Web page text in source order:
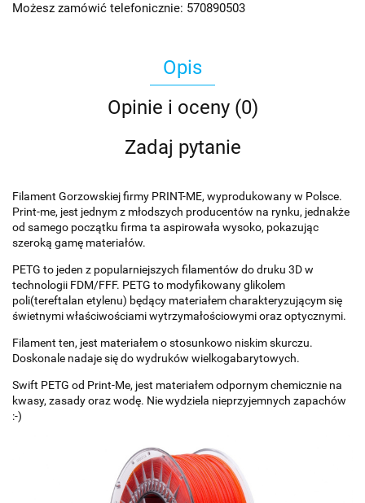
Możesz zamówić telefonicznie: 570890503
Opis
Opinie i oceny (0)
Zadaj pytanie
Filament Gorzowskiej firmy PRINT-ME, wyprodukowany w Polsce.
Print-me, jest jednym z młodszych producentów na rynku, jednakże
od samego początku firma ta aspirowała wysoko, pokazując
szeroką gamę materiałów.
PETG to jeden z popularniejszych filamentów do druku 3D w
technologii FDM/FFF. PETG to modyfikowany glikolem
poli(tereftalan etylenu) będący materiałem charakteryzującym się
świetnymi właściwościami wytrzymałościowymi oraz optycznymi.
Filament ten, jest materiałem o stosunkowo niskim skurczu.
Doskonale nadaje się do wydruków wielkogabarytowych.
Swift PETG od Print-Me, jest materiałem odpornym chemicznie na
kwasy, zasady oraz wodę. Nie wydziela nieprzyjemnych zapachów
:-)